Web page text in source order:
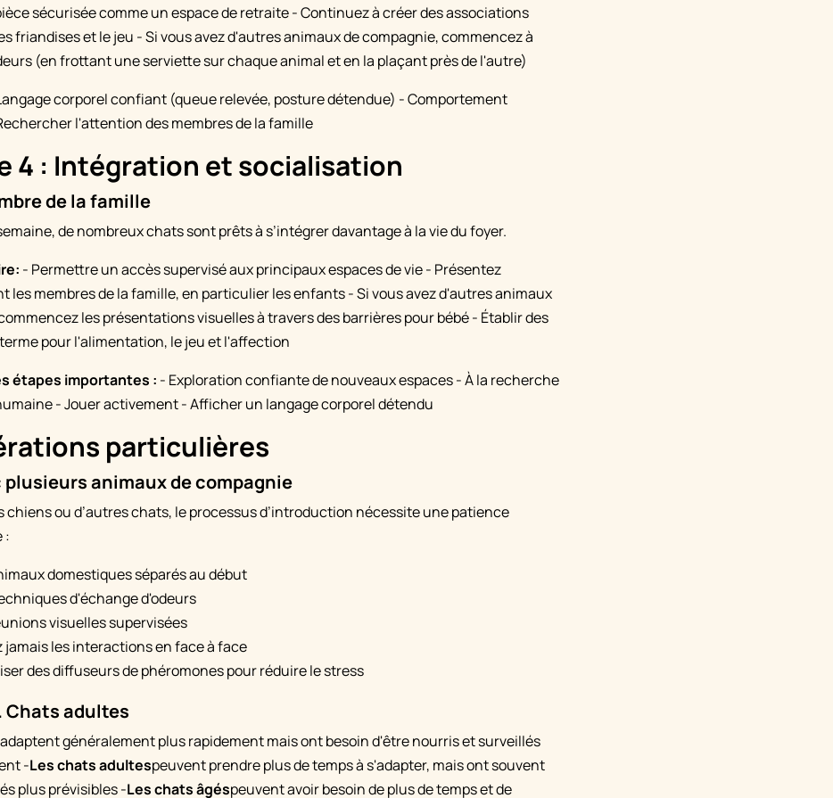
sécurisée comme un espace de retraite - Continuez à créer des associations
friandises et le jeu - Si vous avez d'autres animaux de compagnie, commencez à
(en frottant une serviette sur chaque animal et en la plaçant près de l'autre)
corporel confiant (queue relevée, posture détendue) - Comportement
l'attention des membres de la famille
4 : Intégration et socialisation
de la famille
de nombreux chats sont prêts à s’intégrer davantage à la vie du foyer.
- Permettre un accès supervisé aux principaux espaces de vie - Présentez
les membres de la famille, en particulier les enfants - Si vous avez d'autres animaux
les présentations visuelles à travers des barrières pour bébé - Établir des
pour l'alimentation, le jeu et l'affection
étapes importantes : - Exploration confiante de nouveaux espaces - À la recherche
- Jouer activement - Afficher un langage corporel détendu
particulières
plusieurs animaux de compagnie
chiens ou d’autres chats, le processus d’introduction nécessite une patience
:
domestiques séparés au début
d'échange d'odeurs
visuelles supervisées
jamais les interactions en face à face
des diffuseurs de phéromones pour réduire le stress
Chats adultes
généralement plus rapidement mais ont besoin d'être nourris et surveillés
-Les chats adultespeuvent prendre plus de temps à s'adapter, mais ont souvent
plus prévisibles -Les chats âgéspeuvent avoir besoin de plus de temps et de